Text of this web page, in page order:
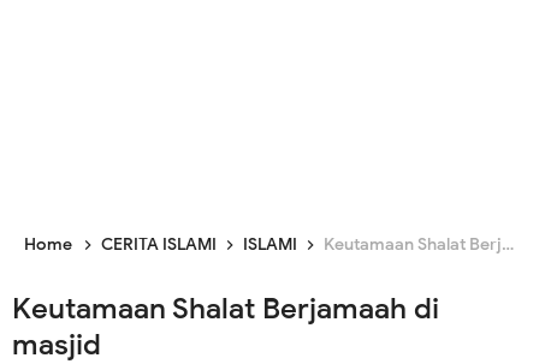
Home CERITA ISLAMI ISLAMI Keutamaan Shalat Berjamaah di masjid
Keutamaan Shalat Berjamaah di
masjid